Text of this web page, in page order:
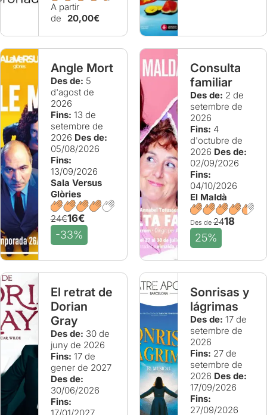
A partir
de
20,00€
Angle Mort
Des de: 5
d'agost de
2026
Fins: 13 de
setembre de
2026 Des de:
05/08/2026
Fins:
13/09/2026
Sala Versus
Glòries
24€16€
-33%
Consulta
familiar
Des de: 2 de
setembre de
2026
Fins: 4
d'octubre de
2026 Des de:
02/09/2026
Fins:
04/10/2026
El Maldà
Des de2418
25%
El retrat de
Dorian
Gray
Des de: 30 de
juny de 2026
Fins: 17 de
gener de 2027
Des de:
30/06/2026
Fins:
17/01/2027
Sonrisas y
lágrimas
Des de: 17 de
setembre de
2026
Fins: 27 de
setembre de
2026 Des de:
17/09/2026
Fins:
27/09/2026